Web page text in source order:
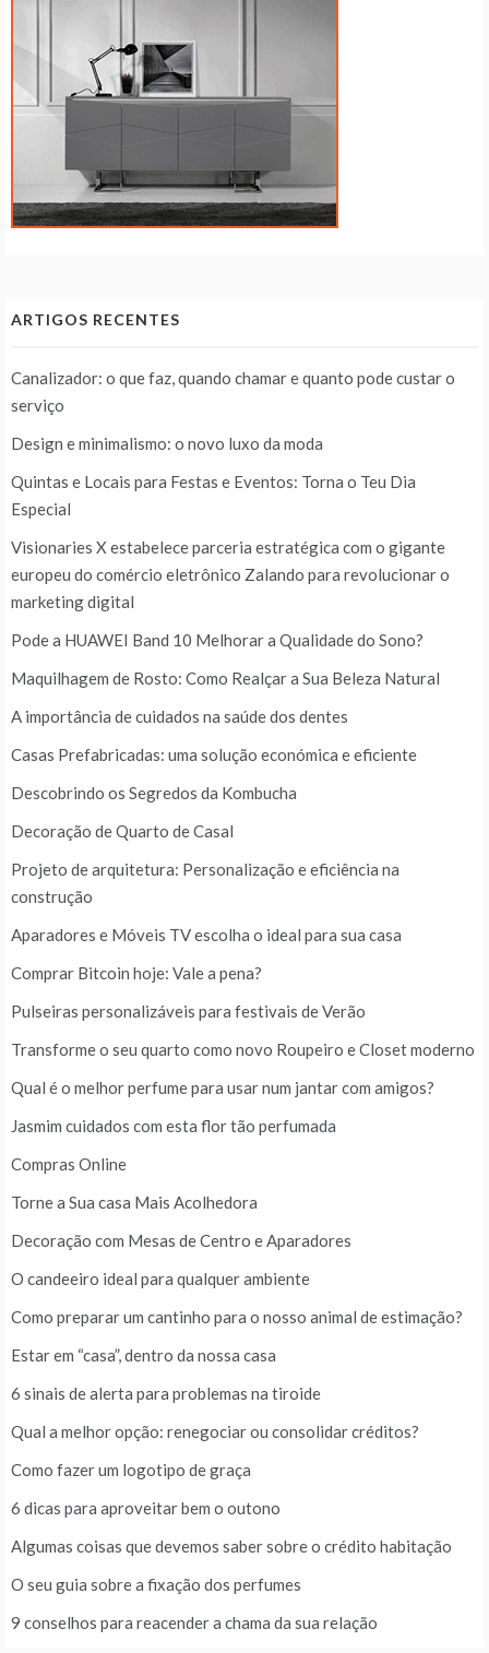
ARTIGOS RECENTES
Canalizador: o que faz, quando chamar e quanto pode custar o
serviço
Design e minimalismo: o novo luxo da moda
Quintas e Locais para Festas e Eventos: Torna o Teu Dia
Especial
Visionaries X estabelece parceria estratégica com o gigante
europeu do comércio eletrônico Zalando para revolucionar o
marketing digital
Pode a HUAWEI Band 10 Melhorar a Qualidade do Sono?
Maquilhagem de Rosto: Como Realçar a Sua Beleza Natural
A importância de cuidados na saúde dos dentes
Casas Prefabricadas: uma solução económica e eficiente
Descobrindo os Segredos da Kombucha
Decoração de Quarto de Casal
Projeto de arquitetura: Personalização e eficiência na
construção
Aparadores e Móveis TV escolha o ideal para sua casa
Comprar Bitcoin hoje: Vale a pena?
Pulseiras personalizáveis para festivais de Verão
Transforme o seu quarto como novo Roupeiro e Closet moderno
Qual é o melhor perfume para usar num jantar com amigos?
Jasmim cuidados com esta flor tão perfumada
Compras Online
Torne a Sua casa Mais Acolhedora
Decoração com Mesas de Centro e Aparadores
O candeeiro ideal para qualquer ambiente
Como preparar um cantinho para o nosso animal de estimação?
Estar em “casa”, dentro da nossa casa
6 sinais de alerta para problemas na tiroide
Qual a melhor opção: renegociar ou consolidar créditos?
Como fazer um logotipo de graça
6 dicas para aproveitar bem o outono
Algumas coisas que devemos saber sobre o crédito habitação
O seu guia sobre a fixação dos perfumes
9 conselhos para reacender a chama da sua relação